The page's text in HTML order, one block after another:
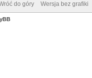
do góry Wersja bez grafiki